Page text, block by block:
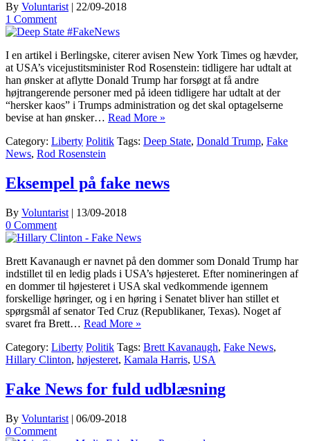
By Voluntarist | 22/09-2018
1 Comment
I en artikel i Berlingske, citerer avisen New York Times og hævder,
at USA’s vicejustitsminister Rod Rosenstein: tidligere har udtalt at
han ønsker at aflytte Donald Trump har forsøgt at få andre
højtrangerende personer med på ideen tidligere har udtalt at der
“hersker kaos” i Trumps administration og det skal optagelserne
bevise at han ønsker… Read More »
Category: Liberty Politik Tags: Deep State, Donald Trump, Fake
News, Rod Rosenstein
Eksempel på fake news
By Voluntarist | 13/09-2018
0 Comment
Brett Kavanaugh er navnet på den dommer som Donald Trump har
indstillet til en ledig plads i USA’s højesteret. Efter nomineringen af
en dommer til højesteret i USA skal vedkommende igennem
forskellige høringer, og i en høring i Senatet bliver han stillet et
spørgsmål af senator Ted Cruz (Republikaner, Texas). Noget af
svaret fra Brett… Read More »
Category: Liberty Politik Tags: Brett Kavanaugh, Fake News,
Hillary Clinton, højesteret, Kamala Harris, USA
Fake News for fuld udblæsning
By Voluntarist | 06/09-2018
0 Comment